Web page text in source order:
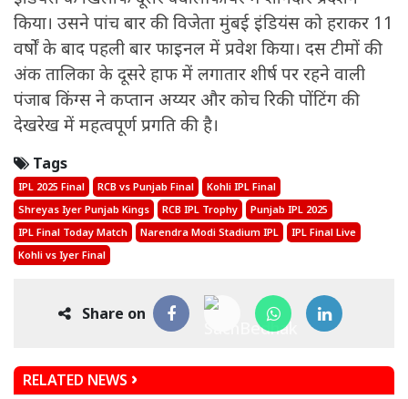
किया। उसने पांच बार की विजेता मुंबई इंडियंस को हराकर 11
वर्षों के बाद पहली बार फाइनल में प्रवेश किया। दस टीमों की
अंक तालिका के दूसरे हाफ में लगातार शीर्ष पर रहने वाली
पंजाब किंग्स ने कप्तान अय्यर और कोच रिकी पोंटिंग की
देखरेख में महत्वपूर्ण प्रगति की है।
Tags
IPL 2025 Final RCB vs Punjab Final
Kohli IPL Final
Shreyas Iyer Punjab Kings
RCB IPL Trophy
Punjab IPL 2025
IPL Final Today Match
Narendra Modi Stadium IPL
IPL Final Live
Kohli vs Iyer Final
Share on
RELATED NEWS